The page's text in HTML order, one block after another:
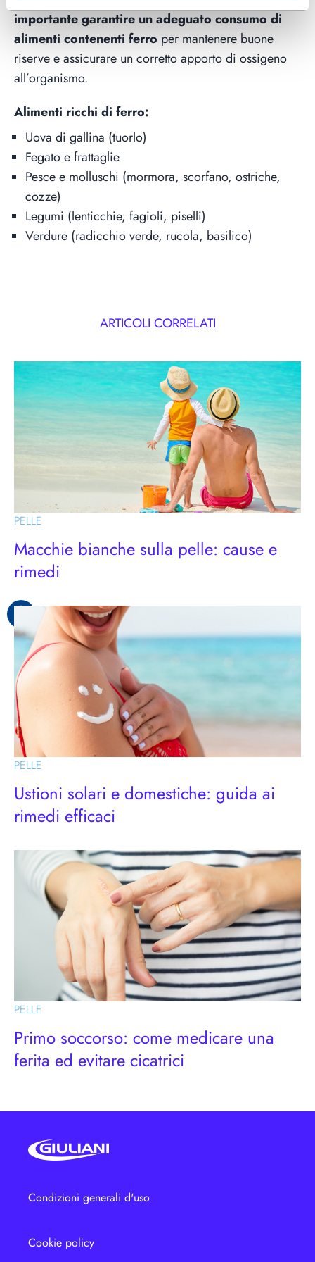
importante garantire un adeguato consumo di
alimenti contenenti ferro per mantenere buone
riserve e assicurare un corretto apporto di ossigeno
all’organismo.
Alimenti ricchi di ferro:
Uova di gallina (tuorlo)
Fegato e frattaglie
Pesce e molluschi (mormora, scorfano, ostriche,
cozze)
Legumi (lenticchie, fagioli, piselli)
Verdure (radicchio verde, rucola, basilico)
ARTICOLI CORRELATI
PELLE
Macchie bianche sulla pelle: cause e
rimedi
PELLE
Ustioni solari e domestiche: guida ai
rimedi efficaci
PELLE
Primo soccorso: come medicare una
ferita ed evitare cicatrici
Condizioni generali d'uso
Cookie policy